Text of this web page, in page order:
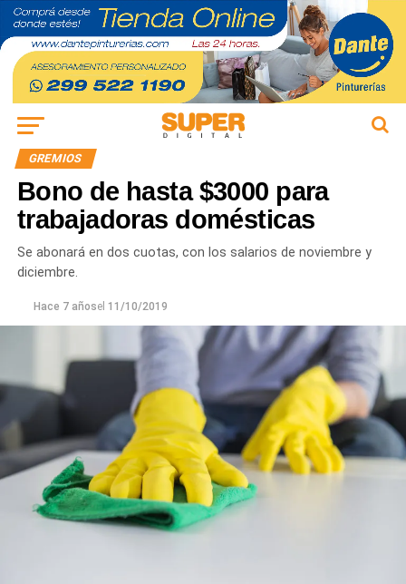
GREMIOS
Bono de hasta $3000 para
trabajadoras domésticas
Se abonará en dos cuotas, con los salarios de noviembre y
diciembre.
Hace 7 añosel 11/10/2019